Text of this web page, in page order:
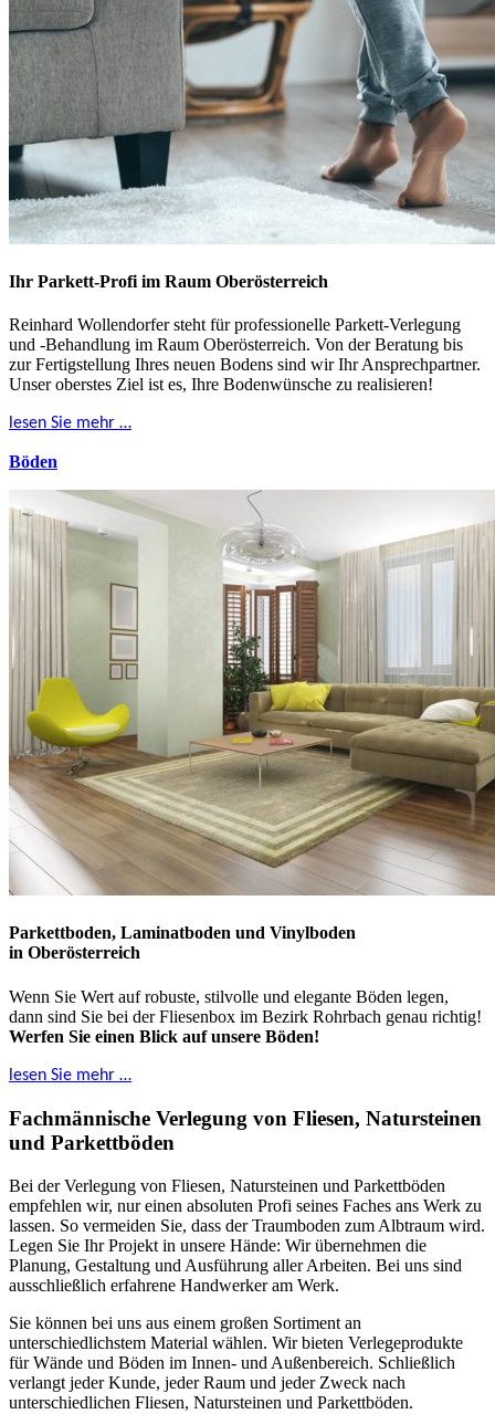
Ihr Parkett-Profi im Raum Oberösterreich
Reinhard Wollendorfer steht für professionelle Parkett-Verlegung
und -Behandlung im Raum Oberösterreich. Von der Beratung bis
zur Fertigstellung Ihres neuen Bodens sind wir Ihr Ansprechpartner.
Unser oberstes Ziel ist es, Ihre Bodenwünsche zu realisieren!
lesen Sie mehr …
Böden
Parkettboden, Laminatboden und Vinylboden
in Oberösterreich
Wenn Sie Wert auf robuste, stilvolle und elegante Böden legen,
dann sind Sie bei der Fliesenbox im Bezirk Rohrbach genau richtig!
Werfen Sie einen Blick auf unsere Böden!
lesen Sie mehr …
Fachmännische Verlegung von Fliesen, Natursteinen
und Parkettböden
Bei der Verlegung von Fliesen, Natursteinen und Parkettböden
empfehlen wir, nur einen absoluten Profi seines Faches ans Werk zu
lassen. So vermeiden Sie, dass der Traumboden zum Albtraum wird.
Legen Sie Ihr Projekt in unsere Hände: Wir übernehmen die
Planung, Gestaltung und Ausführung aller Arbeiten. Bei uns sind
ausschließlich erfahrene Handwerker am Werk.
Sie können bei uns aus einem großen Sortiment an
unterschiedlichstem Material wählen. Wir bieten Verlegeprodukte
für Wände und Böden im Innen- und Außenbereich. Schließlich
verlangt jeder Kunde, jeder Raum und jeder Zweck nach
unterschiedlichen Fliesen, Natursteinen und Parkettböden.